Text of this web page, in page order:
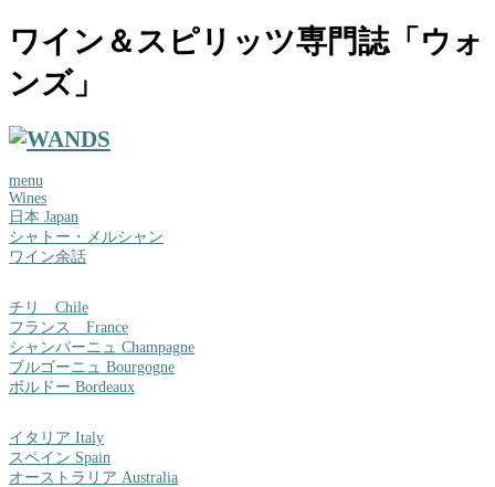
ワイン＆スピリッツ専門誌「ウォ
ンズ」
menu
Wines
日本 Japan
シャトー・メルシャン
ワイン余話
チリ Chile
フランス France
シャンパーニュ Champagne
ブルゴーニュ Bourgogne
ボルドー Bordeaux
イタリア Italy
スペイン Spain
オーストラリア Australia